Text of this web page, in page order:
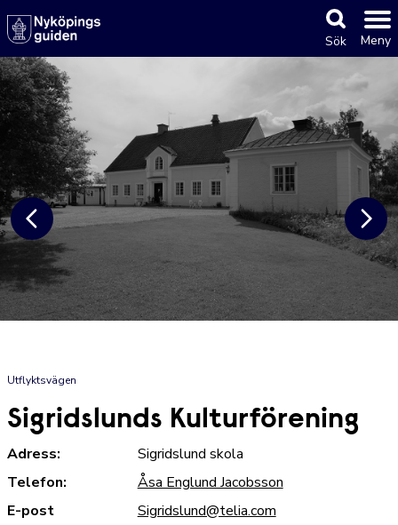
Sök Meny
Utflyktsvägen
Sigridslunds Kulturförening
Adress:
Sigridslund skola
Telefon:
Åsa Englund Jacobsson
E-post
Sigridslund@telia.com